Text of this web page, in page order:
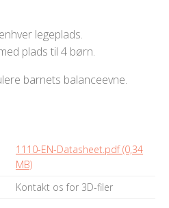
legeplads.
plads til 4 børn.
barnets balanceevne.
1110-EN-Datasheet.pdf (0,34
MB)
Kontakt os for 3D-filer